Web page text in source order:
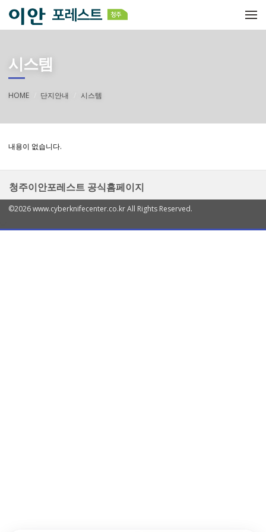
메뉴 건너뛰기
시스템
HOME 단지안내 시스템
내용이 없습니다.
청주이안포레스트 공식홈페이지
©2026 www.cyberknifecenter.co.kr All Rights Reserved.